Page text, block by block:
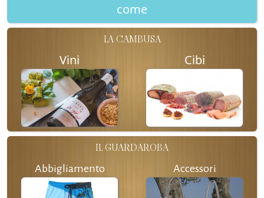
come
LA CAMBUSA
Vini Cibi
IL GUARDAROBA
Abbigliamento Accessori